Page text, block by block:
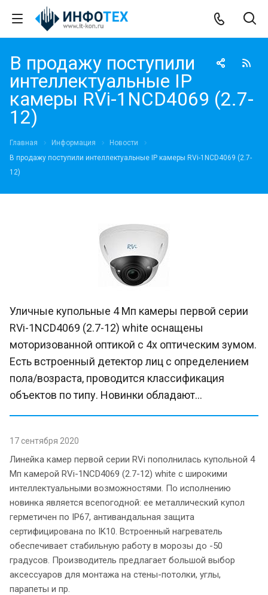
В продажу поступили
интеллектуальные IP
камеры RVi-1NCD4069 (2.7-
12)
Главная Информация
Новости
В продажу поступили интеллектуальные IP камеры RVi-1NCD4069 (2.7-
12)
Уличные купольные 4 Мп камеры первой серии
RVi-1NCD4069 (2.7-12) white оснащены
моторизованной оптикой с 4х оптическим зумом.
Есть встроенный детектор лиц с определением
пола/возраста, проводится классификация
объектов по типу. Новинки обладают...
17 сентября 2020
Линейка камер первой серии RVi пополнилась купольной 4
Мп камерой RVi-1NCD4069 (2.7-12) white с широкими
интеллектуальными возможностями. По исполнению
новинка является всепогодной: ее металлический купол
герметичен по IP67, антивандальная защита
сертифицирована по IK10. Встроенный нагреватель
обеспечивает стабильную работу в морозы до -50
градусов. Производитель предлагает большой выбор
аксессуаров для монтажа на стены-потолки, углы,
парапеты и пр.